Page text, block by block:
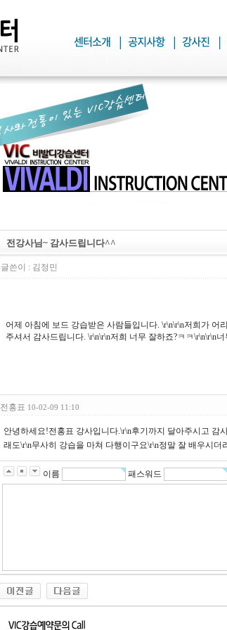
전강사님~ 감사드립니다^^
글쓴이 : 김정민
어제 아침에 보드 강습받은 사람들입니다. \r\n\r\n저희가 어
주셔서 감사드립니다. \r\n\r\n저희 너무 잘하죠?ㅋㅋ\r\n\r\n
전홍표 10-02-09 11:10
안녕하세요!전홍표 강사입니다.\r\n후기까지 달아주시고 감
래도\r\n무사히 강습을 마쳐 다행이구요\r\n정말 잘 배우시
이름 패스워드